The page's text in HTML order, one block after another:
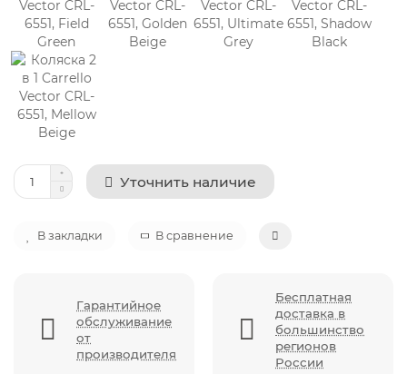
Уточнить наличие
В закладки В сравнение
Гарантийное
обслуживание
от
производителя
Бесплатная
доставка в
большинство
регионов
России